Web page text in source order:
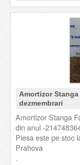
Amortizor
dezmembrari
Amortizor Stanga
din anul -
Piesa este pe stoc
Prahova
.